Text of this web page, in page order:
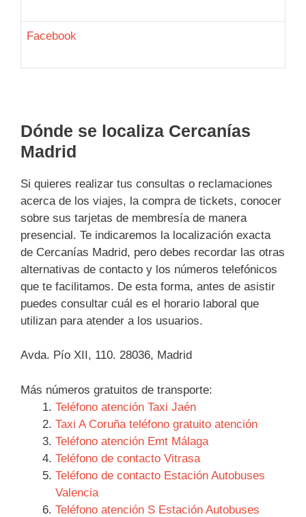
Facebook
Dónde se localiza Cercanías
Madrid
Si quieres realizar tus consultas o reclamaciones
acerca de los viajes, la compra de tickets, conocer
sobre sus tarjetas de membresía de manera
presencial. Te indicaremos la localización exacta
de Cercanías Madrid, pero debes recordar las otras
alternativas de contacto y los números telefónicos
que te facilitamos. De esta forma, antes de asistir
puedes consultar cuál es el horario laboral que
utilizan para atender a los usuarios.
Avda. Pío XII, 110. 28036, Madrid
Más números gratuitos de transporte:
Teléfono atención Taxi Jaén
Taxi A Coruña teléfono gratuito atención
Teléfono atención Emt Málaga
Teléfono de contacto Vitrasa
Teléfono de contacto Estación Autobuses
Valencia
Teléfono atención S Estación Autobuses